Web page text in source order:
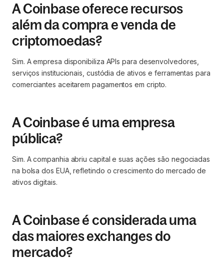
A Coinbase oferece recursos
além da compra e venda de
criptomoedas?
Sim. A empresa disponibiliza APIs para desenvolvedores,
serviços institucionais, custódia de ativos e ferramentas para
comerciantes aceitarem pagamentos em cripto.
A Coinbase é uma empresa
pública?
Sim. A companhia abriu capital e suas ações são negociadas
na bolsa dos EUA, refletindo o crescimento do mercado de
ativos digitais.
A Coinbase é considerada uma
das maiores exchanges do
mercado?